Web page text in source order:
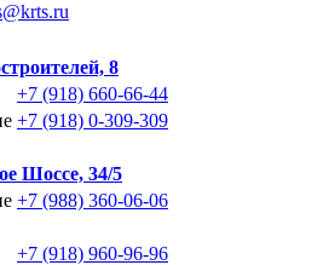
8
+7 (918) 660-66-44
+7 (918) 0-309-309
Шоссе, 34/5
+7 (988) 360-06-06
+7 (918) 960-96-96